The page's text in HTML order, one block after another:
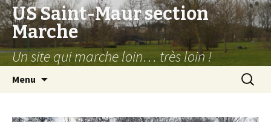
US Saint-Maur section
Marche
Un site qui marche loin… très loin !
Menu